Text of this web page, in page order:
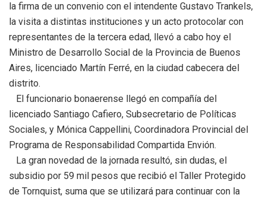
la firma de un convenio con el intendente Gustavo Trankels,
la visita a distintas instituciones y un acto protocolar con
representantes de la tercera edad, llevó a cabo hoy el
Ministro de Desarrollo Social de la Provincia de Buenos
Aires, licenciado Martín Ferré, en la ciudad cabecera del
distrito.
El funcionario bonaerense llegó en compañía del
licenciado Santiago Cafiero, Subsecretario de Políticas
Sociales, y Mónica Cappellini, Coordinadora Provincial del
Programa de Responsabilidad Compartida Envión.
La gran novedad de la jornada resultó, sin dudas, el
subsidio por 59 mil pesos que recibió el Taller Protegido
de Tornquist, suma que se utilizará para continuar con la